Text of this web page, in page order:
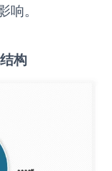
。
构